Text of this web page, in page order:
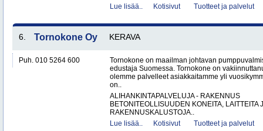
Lue lisää..
Kotisivut Tuotteet ja palvelut
6. Tornokone Oy KERAVA
Puh. 010 5264 600
Tornokone on maailman johtavan
edustaja Suomessa. Tornokone on
olemme palvelleet asiakkaitamme yli
on..
ALIHANKINTAPALVELUJA - RAKENNUS
BETONITEOLLISUUDEN KONEITA, LAITTEITA
RAKENNUSKALUSTOJA..
Lue lisää..
Kotisivut Tuotteet ja palvelut